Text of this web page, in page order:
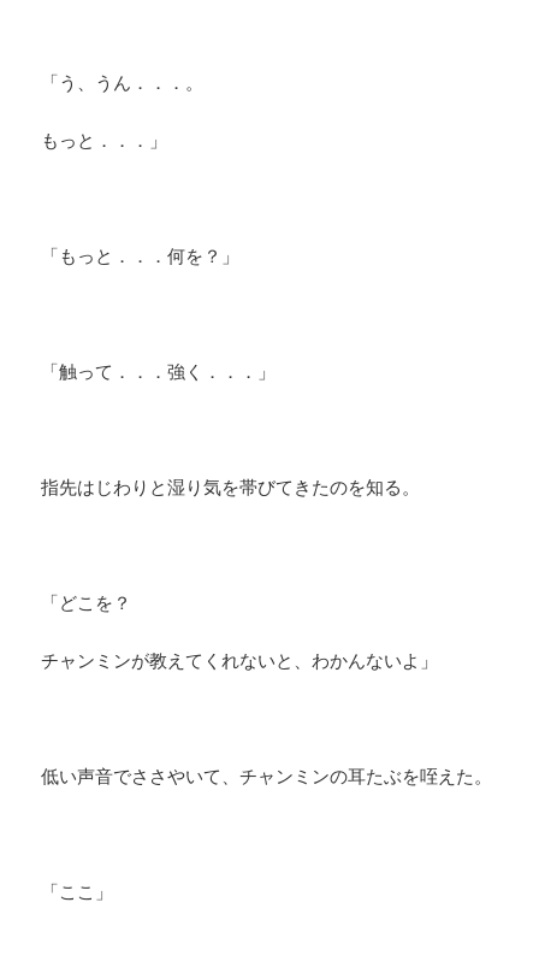
「う、うん．．．。
もっと．．．」
「もっと．．．何を？」
「触って．．．強く．．．」
指先はじわりと湿り気を帯びてきたのを知る。
「どこを？
チャンミンが教えてくれないと、わかんないよ」
低い声音でささやいて、チャンミンの耳たぶを咥えた。
「ここ」